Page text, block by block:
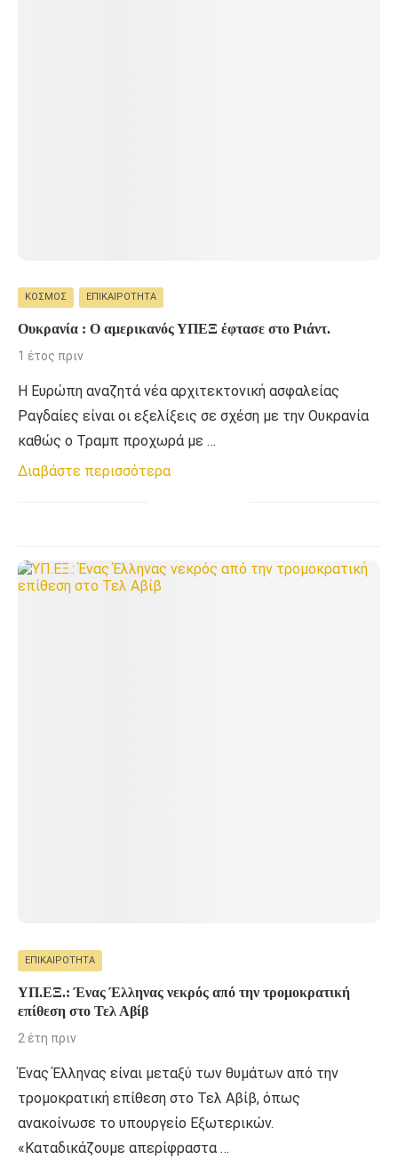
ΚΌΣΜΟΣ ΕΠΙΚΑΙΡΌΤΗΤΑ
Ουκρανία : Ο αμερικανός ΥΠΕΞ έφτασε στο Ριάντ.
1 έτος πριν
Η Ευρώπη αναζητά νέα αρχιτεκτονική ασφαλείας
Ραγδαίες είναι οι εξελίξεις σε σχέση με την Ουκρανία
καθώς ο Τραμπ προχωρά με …
Διαβάστε περισσότερα
ΕΠΙΚΑΙΡΌΤΗΤΑ
ΥΠ.ΕΞ.: Ένας Έλληνας νεκρός από την τρομοκρατική
επίθεση στο Τελ Αβίβ
2 έτη πριν
Ένας Έλληνας είναι μεταξύ των θυμάτων από την
τρομοκρατική επίθεση στο Τελ Αβίβ, όπως
ανακοίνωσε το υπουργείο Εξωτερικών.
«Καταδικάζουμε απερίφραστα …